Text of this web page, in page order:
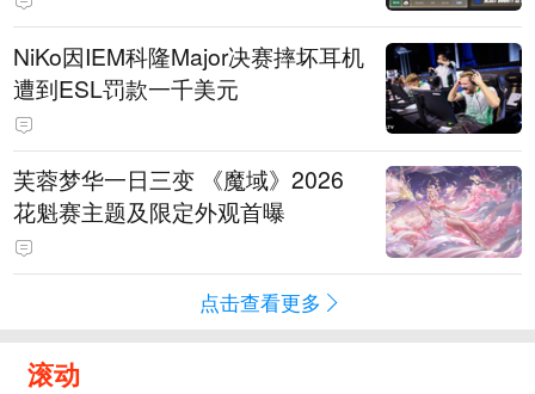
NiKo因IEM科隆Major决赛摔坏耳机
遭到ESL罚款一千美元
芙蓉梦华一日三变 《魔域》2026
花魁赛主题及限定外观首曝
点击查看更多
滚动